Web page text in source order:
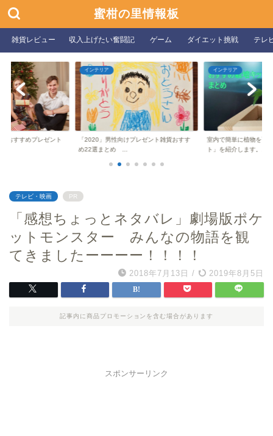
蜜柑の里情報板
雑貨レビュー 収入上げたい奮闘記 ゲーム ダイエット挑戦 テレ
インテリア
「2020」男性向けプレゼント雑貨おすす
インテリア
室内で簡単に植物を育てられる「栽培キッ
テレビ・映画 PR
「感想ちょっとネタバレ」劇場版ポケ
ットモンスター みんなの物語を観
てきましたーーーー！！！！
2018年7月13日 / 2019年8月5日
記事内に商品プロモーションを含む場合があります
スポンサーリンク